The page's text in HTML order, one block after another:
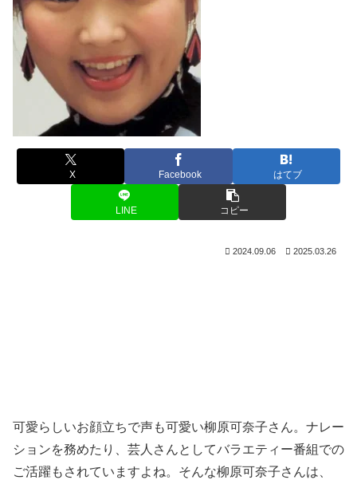
X Facebook はてブ
LINE コピー
2024.09.06 2025.03.26
可愛らしいお顔立ちで声も可愛い柳原可奈子さん。ナレー
ションを務めたり、芸人さんとしてバラエティー番組での
ご活躍もされていますよね。そんな柳原可奈子さんは、